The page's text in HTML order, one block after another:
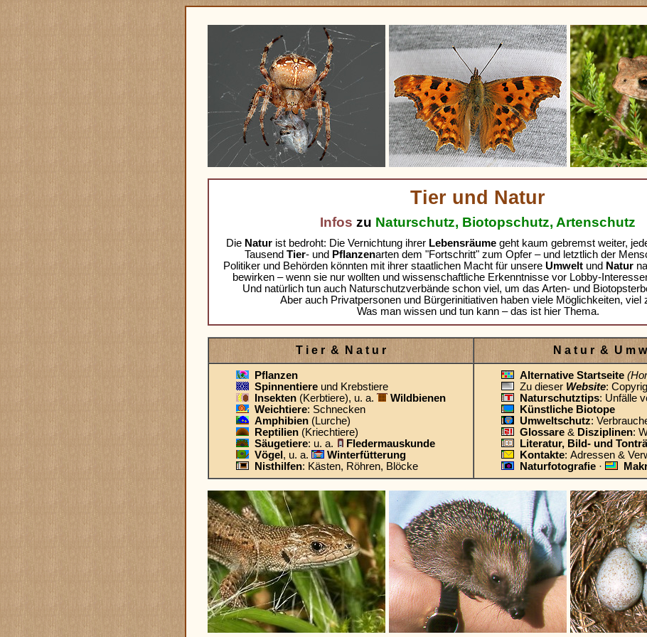
Tier und Natur
Infos zu Naturschutz, Biotopschutz, Artenschutz
Die Naturist bedroht: Die Vernichtung ihrer Lebensräumegeht kaum gebremst weiter,
Tausend Tier- und Pflanzenarten dem "Fortschritt" zum Opfer – und letztlich der
Politiker und Behörden könnten mit ihrer staatlichen Macht für unsere Umweltund Natur
bewirken – wenn sie nur wollten und wissenschaftliche Erkenntnisse vor Lobby-
Und natürlich tun auch Naturschutzverbände schon viel, um das Arten- und
Aber auch Privatpersonen und Bürgerinitiativen haben viele Möglichkeiten, viel
Was man wissen und tun kann – das ist hier Thema.
T i e r & N a t u r N a t u r & U m
Pflanzen
Spinnentiere und Krebstiere
Insekten (Kerbtiere), u. a.
Wildbienen
Weichtiere: Schnecken
Amphibien (Lurche)
Reptilien (Kriechtiere)
Säugetiere: u. a.
Fledermauskunde
Vögel , u. a.
Winterfütterung
Nisthilfen: Kästen, Röhren, Blöcke
Alternative Startseite
Zu dieser Website:
Naturschutztips: Unfälle
Künstliche Biotope
Umweltschutz:
Glossare & Disziplinen:
Literatur, Bild- und
Kontakte: Adressen &
Naturfotografie ·